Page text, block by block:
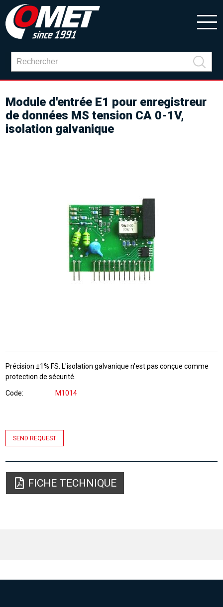
Module d'entrée E1 pour enregistreur
de données MS tension CA 0-1V,
isolation galvanique
Précision ±1% FS. L'isolation galvanique n'est pas conçue comme
protection de sécurité.
Code M1014
SEND REQUEST
FICHE TECHNIQUE